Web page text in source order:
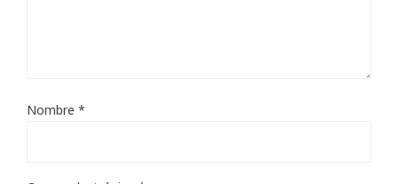
Nombre *